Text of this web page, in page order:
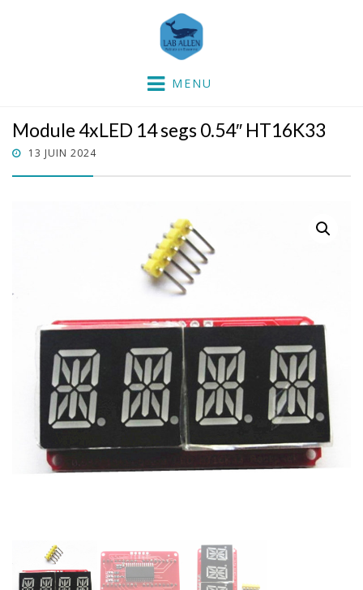
MENU
Module 4xLED 14 segs 0.54″ HT16K33
POSTED
13 JUIN 2024